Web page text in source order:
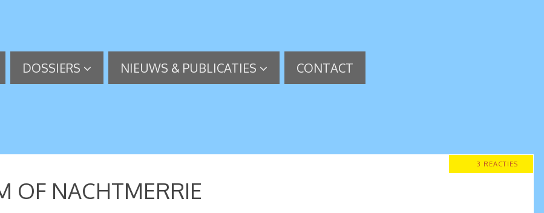
DOSSIERS NIEUWS & PUBLICATIES CONTACT
3 REACTIES
OF NACHTMERRIE